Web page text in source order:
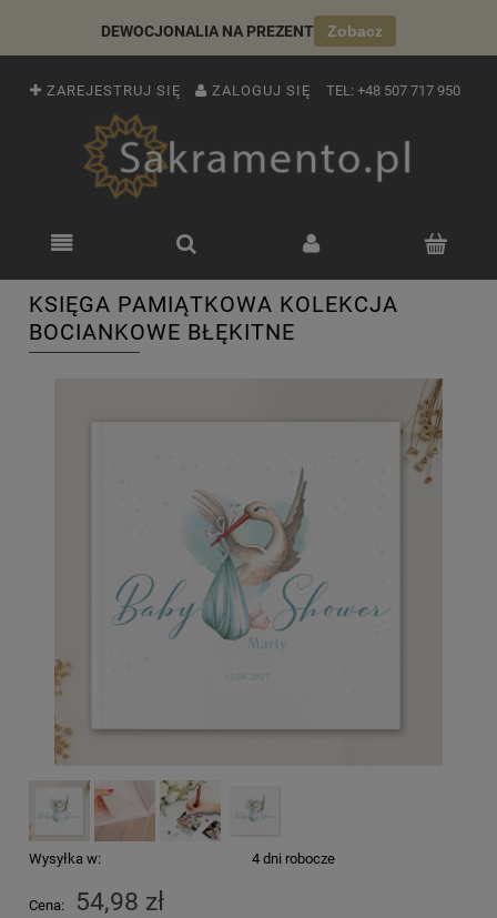
DEWOCJONALIA NA PREZENT Zobacz
ZAREJESTRUJ SIĘ ZALOGUJ SIĘ TEL: +48 507 717 950
KSIĘGA PAMIĄTKOWA KOLEKCJA
BOCIANKOWE BŁĘKITNE
Wysyłka w: 4 dni robocze
Cena: 54,98 zł